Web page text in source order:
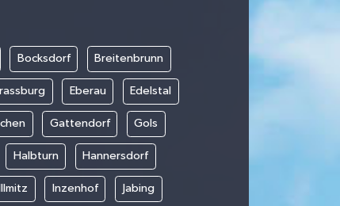
Bocksdorf Breitenbrunn
Eberau Edelstal
Gattendorf Gols
Halbturn Hannersdorf
Illmitz Inzenhof Jabing